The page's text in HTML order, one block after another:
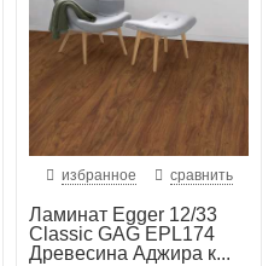
избранное сравнить
Ламинат Egger 12/33
Classic GAG EPL174
Древесина Аджира к...